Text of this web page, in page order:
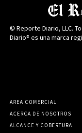
© Reporte Diario, LLC.
Diario® es una marca
AREA COMERCIAL
ACERCA DE NOSOTROS
ALCANCE Y COBERTURA